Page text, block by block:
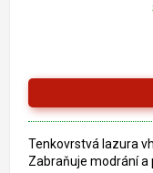
Tenkovrstvá lazura
Zabraňuje modrání a